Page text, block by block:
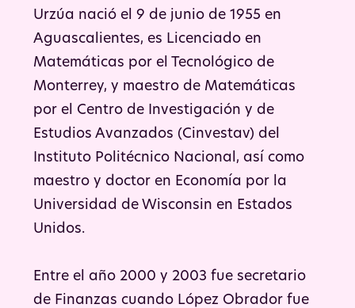
Urzúa nació el 9 de junio de 1955 en
Aguascalientes, es Licenciado en
Matemáticas por el Tecnológico de
Monterrey, y maestro de Matemáticas
por el Centro de Investigación y de
Estudios Avanzados (Cinvestav) del
Instituto Politécnico Nacional, así como
maestro y doctor en Economía por la
Universidad de Wisconsin en Estados
Unidos.
Entre el año 2000 y 2003 fue secretario
de Finanzas cuando López Obrador fue